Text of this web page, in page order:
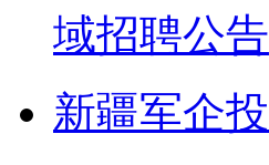
域招聘公告
新疆军企